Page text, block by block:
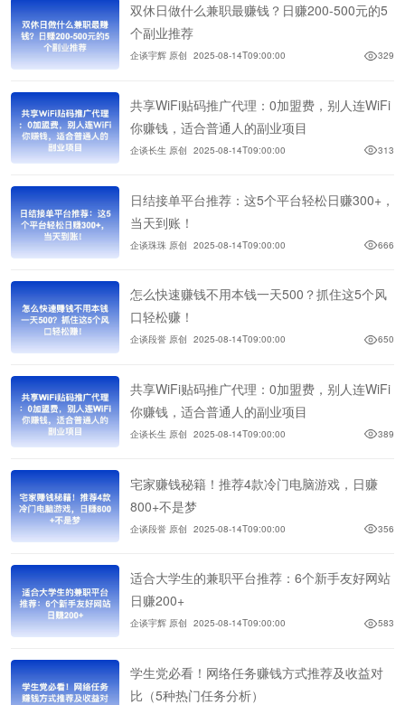
双休日做什么兼职最赚钱？日赚200-500元的5
个副业推荐
企谈宇辉 原创 2025-08-14T09:00:00 329
共享WiFi贴码推广代理：0加盟费，别人连WiFi
你赚钱，适合普通人的副业项目
企谈长生 原创 2025-08-14T09:00:00 313
日结接单平台推荐：这5个平台轻松日赚300+，
当天到账！
企谈珠珠 原创 2025-08-14T09:00:00 666
怎么快速赚钱不用本钱一天500？抓住这5个风
口轻松赚！
企谈段誉 原创 2025-08-14T09:00:00 650
共享WiFi贴码推广代理：0加盟费，别人连WiFi
你赚钱，适合普通人的副业项目
企谈长生 原创 2025-08-14T09:00:00 389
宅家赚钱秘籍！推荐4款冷门电脑游戏，日赚
800+不是梦
企谈段誉 原创 2025-08-14T09:00:00 356
适合大学生的兼职平台推荐：6个新手友好网站
日赚200+
企谈宇辉 原创 2025-08-14T09:00:00 583
学生党必看！网络任务赚钱方式推荐及收益对
比（5种热门任务分析）